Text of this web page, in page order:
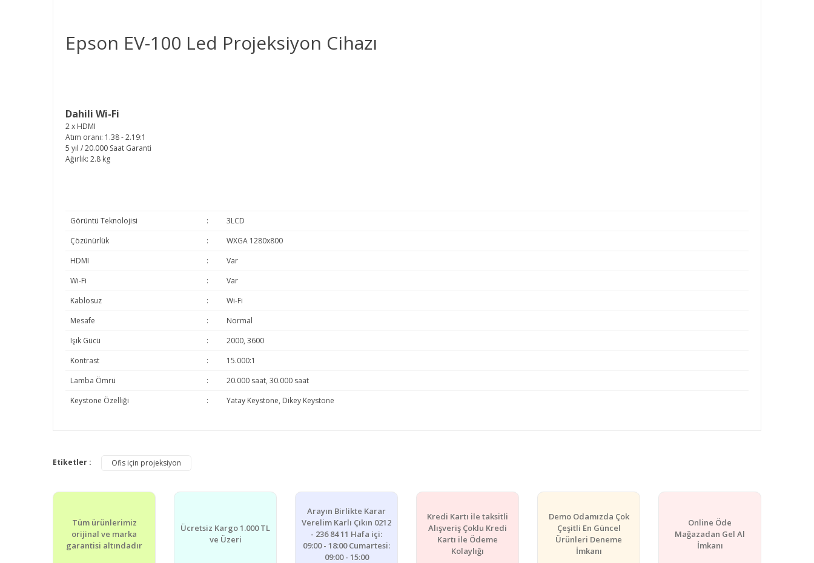
Epson EV-100 Led Projeksiyon Cihazı
Dahili Wi-Fi
2 x HDMI
Atım oranı: 1.38 - 2.19:1
5 yıl / 20.000 Saat Garanti
Ağırlık: 2.8 kg
Görüntü Teknolojisi :
3LCD
Çözünürlük
:
WXGA 1280x800
HDMI
:
Var
Wi-Fi
:
Var
Kablosuz
:
Wi-Fi
Mesafe
:
Normal
Işık Gücü
:
2000, 3600
Kontrast
:
15.000:1
Lamba Ömrü
:
20.000 saat, 30.000 saat
Keystone Özelliği
: Yatay Keystone, Dikey Keystone
Görüş ve önerileriniz için teşekkür ederiz.
Ürün resmi kalitesiz, bozuk veya görüntülenemiyor.
Ürün bilgilerinde hatalar bulunuyor.
Ürün fiyatı diğer sitelerden daha pahalı.
Etiketler : Ofis için projeksiyon
Tüm ürünlerimiz
orijinal ve marka
garantisi altındadır
Ücretsiz Kargo 1.000 TL
ve Üzeri
Arayın Birlikte Karar
Verelim Karlı Çıkın 0212
- 236 84 11 Hafa içi:
09:00 - 18:00 Cumartesi:
09:00 - 15:00
Kredi Kartı ile taksitli
Alışveriş Çoklu Kredi
Kartı ile Ödeme
Kolaylığı
Demo Odamızda Çok
Çeşitli En Güncel
Ürünleri Deneme
İmkanı
Online Öde
Mağazadan Gel Al
İmkanı